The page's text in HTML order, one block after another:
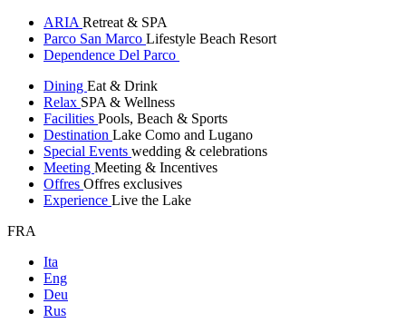
ARIA Retreat & SPA
Parco San Marco Lifestyle Beach Resort
Dependence Del Parco
Dining Eat & Drink
Relax SPA & Wellness
Facilities Pools, Beach & Sports
Destination Lake Como and Lugano
Special Events wedding & celebrations
Meeting Meeting & Incentives
Offres Offres exclusives
Experience Live the Lake
FRA
Ita
Eng
Deu
Rus